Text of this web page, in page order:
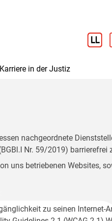
Karriere in der Justiz
nachgeordnete
Nr. 59/2019) barrierefrei
uns betriebenen Websites,
zu seinen Internet-